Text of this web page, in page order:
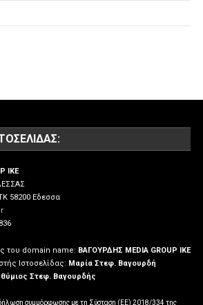
IKE
58200 Εδεσσα
του domain name: ΒΑΓΟΥΡΔΗΣ MEDIA GROUP IKE
Ιστοσελίδας: Μαρία Στεφ. Βαγουρδή
Στεφ. Βαγουρδής
δήλωση συμμόρφωσης με τη Σύσταση (ΕΕ) 2018/334 της